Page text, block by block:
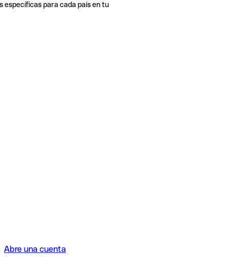
específicas para cada país en tu
Abre una cuenta